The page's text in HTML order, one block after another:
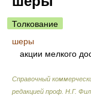
Толкование
шеры
акции мелкого
Справочный
редакцией проф. Н.Г.